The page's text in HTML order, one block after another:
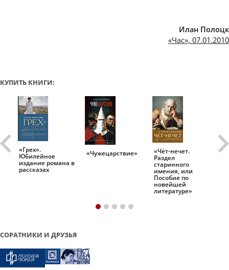
Илан Полоцк
«Час», 07.01.2010
КУПИТЬ КНИГИ:
«Грех».
Юбилейное
издание романа в
рассказах
«Чужецарствие» «Чёт-нечет.
Раздел
старинного
имения, или
Пособие по
новейшей
литературе»
СОРАТНИКИ И ДРУЗЬЯ